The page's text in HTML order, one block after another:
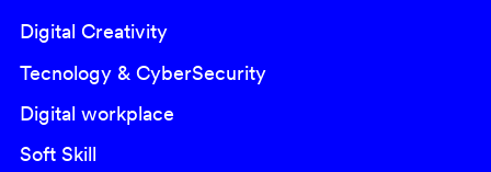
Digital Creativity
Tecnology & CyberSecurity
Digital workplace
Soft Skill